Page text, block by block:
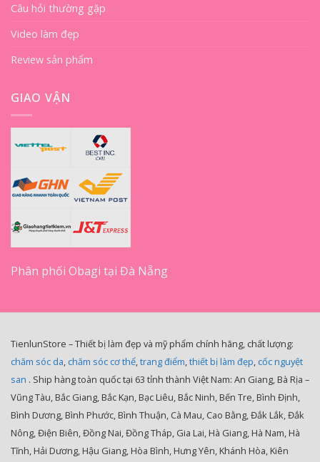
Câu hỏi thường gặp
Video làm đẹp
Review sản phẩm
GIAO VẬN
Phân phối Obagi tại Đà Nẵng
TienlunStore – Thiết bị làm đẹp và mỹ phẩm chính hãng, chất lượng:
chăm sóc da, chăm sóc cơ thể,trang điểm,thiết bị làm đẹp, cốc nguyệt
san . Ship hàng toàn quốc tại 63 tỉnh thành Việt Nam: An Giang, Bà Rịa –
Vũng Tàu, Bắc Giang, Bắc Kạn, Bạc Liêu, Bắc Ninh, Bến Tre, Bình Định,
Bình Dương, Bình Phước, Bình Thuận, Cà Mau, Cao Bằng, Đắk Lắk, Đắk
Nông, Điện Biên, Đồng Nai, Đồng Tháp, Gia Lai, Hà Giang, Hà Nam, Hà
Tĩnh, Hải Dương, Hậu Giang, Hòa Bình, Hưng Yên, Khánh Hòa, Kiên